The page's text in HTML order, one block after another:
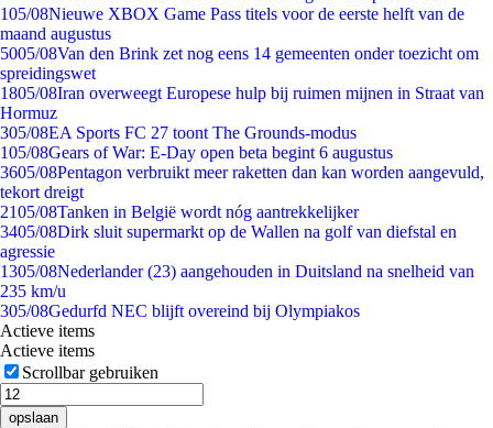
105/08Nieuwe XBOX Game Pass titels voor de eerste helft van de
maand augustus
5005/08Van den Brink zet nog eens 14 gemeenten onder toezicht om
spreidingswet
1805/08Iran overweegt Europese hulp bij ruimen mijnen in Straat van
Hormuz
305/08EA Sports FC 27 toont The Grounds-modus
105/08Gears of War: E-Day open beta begint 6 augustus
3605/08Pentagon verbruikt meer raketten dan kan worden aangevuld,
tekort dreigt
2105/08Tanken in België wordt nóg aantrekkelijker
3405/08Dirk sluit supermarkt op de Wallen na golf van diefstal en
agressie
1305/08Nederlander (23) aangehouden in Duitsland na snelheid van
235 km/u
305/08Gedurfd NEC blijft overeind bij Olympiakos
Actieve items
Actieve items
Scrollbar gebruiken
opslaan